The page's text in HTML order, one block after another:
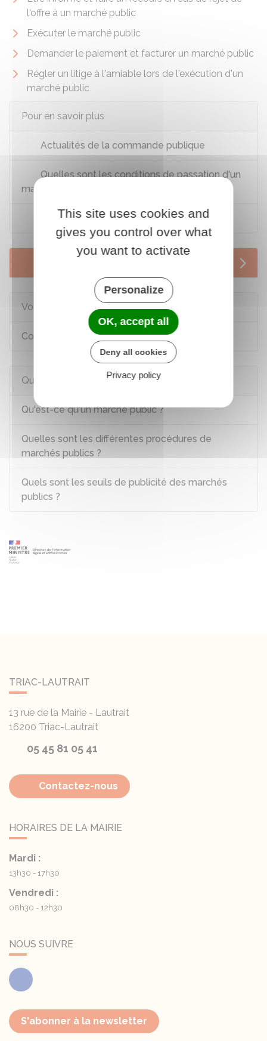
l'offre à un marché public
Exécuter le marché public
Demander le paiement et facturer un marché public
Régler un litige à l'amiable lors de l'exécution d'un
marché public
Pour en savoir plus
Actualités de la commande publique
Quelles sont les conditions de passation d'un
marché public ?
Le marché de l'inclusion
Voir aussi
Concourir aux marchés publics
Questions ? Réponses !
Qu'est-ce qu'un marché public ?
Quelles sont les différentes procédures de
marchés publics ?
Quels sont les seuils de publicité des marchés
publics ?
TRIAC-LAUTRAIT
13 rue de la Mairie - Lautrait
16200 Triac-Lautrait
05 45 81 05 41
Contactez-nous
HORAIRES DE LA MAIRIE
Mardi :
13h30 - 17h30
Vendredi :
08h30 - 12h30
NOUS SUIVRE
Facebook
S'abonner à la newsletter
This site uses cookies and
gives you control over what
you want to activate
Personalize
OK, accept all
Deny all cookies
Privacy policy